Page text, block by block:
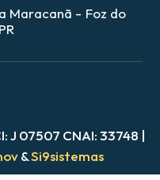
a navegação
nossapolítica de cookies e
para saber mais.
Maracanã - Foz do
J 07507 CNAI: 33748 |
&Si9sistemas